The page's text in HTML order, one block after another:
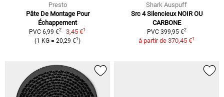
Presto
Pâte De Montage Pour
Échappement
PVC 6,99 €2 3,45 €1
(1 KG = 20,29 €1 )
Shark Auspuff
Src 4 Silencieux NOIR OU
CARBONE
PVC 399,95 €2
à partir de 370,45 €1